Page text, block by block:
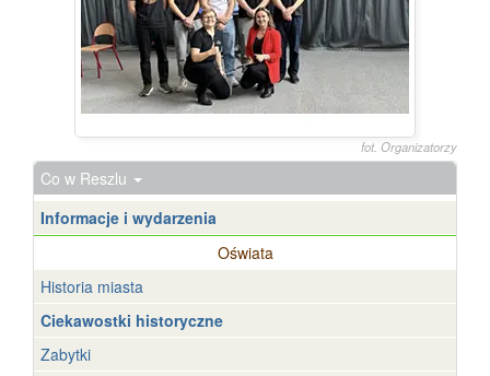
fot. Organizatorzy
Co w Reszlu
Informacje i wydarzenia
Oświata
Historia miasta
Ciekawostki historyczne
Zabytki